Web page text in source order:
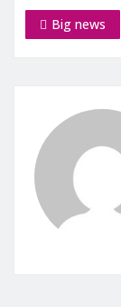
Big news